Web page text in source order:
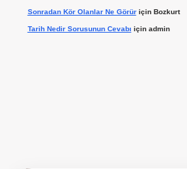
Sonradan Kör Olanlar Ne Görüriçin Bozkurt
Tarih Nedir Sorusunun Cevabı için admin